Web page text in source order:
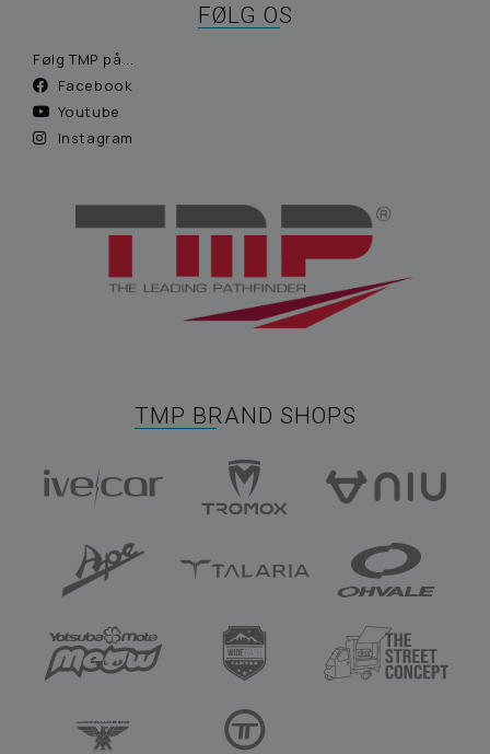
FØLG OS
Følg TMP på...
Facebook
Youtube
Instagram
TMP BRAND SHOPS